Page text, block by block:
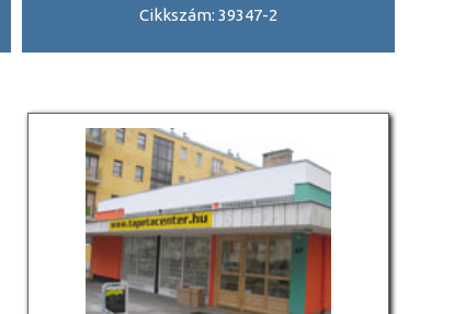
Cikkszám: 39347-2